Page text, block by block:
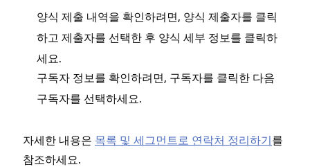
양식 제출 내역을 확인하려면, 양식 제출자를 클릭
하고 제출자를 선택한 후 양식 세부 정보를 클릭하
세요.
구독자 정보를 확인하려면, 구독자를 클릭한 다음
구독자를 선택하세요.
자세한 내용은 목록 및 세그먼트로 연락처 정리하기를
참조하세요.